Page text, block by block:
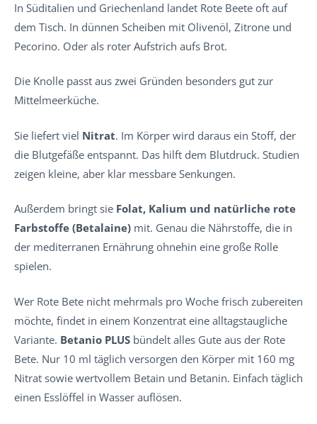
In Süditalien und Griechenland landet Rote Beete oft auf
dem Tisch. In dünnen Scheiben mit Olivenöl, Zitrone und
Pecorino. Oder als roter Aufstrich aufs Brot.
Die Knolle passt aus zwei Gründen besonders gut zur
Mittelmeerküche.
Sie liefert viel Nitrat. Im Körper wird daraus ein Stoff, der
die Blutgefäße entspannt. Das hilft dem Blutdruck. Studien
zeigen kleine, aber klar messbare Senkungen.
Außerdem bringt sie Folat, Kalium und natürliche rote
Farbstoffe (Betalaine) mit. Genau die Nährstoffe, die in
der mediterranen Ernährung ohnehin eine große Rolle
spielen.
Wer Rote Bete nicht mehrmals pro Woche frisch zubereiten
möchte, findet in einem Konzentrat eine alltagstaugliche
Variante. Betanio PLUS bündelt alles Gute aus der Rote
Bete. Nur 10 ml täglich versorgen den Körper mit 160 mg
Nitrat sowie wertvollem Betain und Betanin. Einfach täglich
einen Esslöffel in Wasser auflösen.